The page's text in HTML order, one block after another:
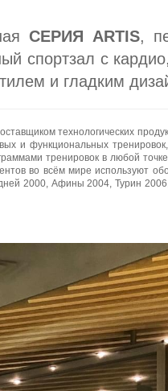
СЕРИЯ ARTIS,
спортзал с
и гладким
технологических
и функциональных
тренировок в любой
во всём мире используют
2000, Афины 2004, Турин